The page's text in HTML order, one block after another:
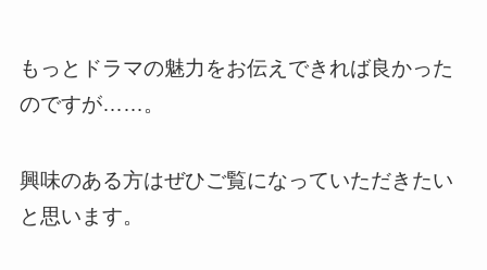
もっとドラマの魅力をお伝えできれば良かった
のですが……。
興味のある方はぜひご覧になっていただきたい
と思います。